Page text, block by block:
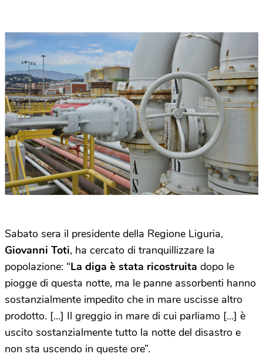
Sabato sera il presidente della Regione Liguria,
Giovanni Toti, ha cercato di tranquillizzare la
popolazione: “La diga è stata ricostruita dopo le
piogge di questa notte, ma le panne assorbenti hanno
sostanzialmente impedito che in mare uscisse altro
prodotto. […] Il greggio in mare di cui parliamo […] è
uscito sostanzialmente tutto la notte del disastro e
non sta uscendo in queste ore”.